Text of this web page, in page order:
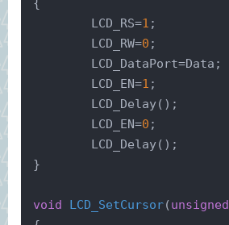
{
	LCD_RS=
1 ;
	LCD_RW=
0 ;
	LCD_DataPort=Data;
	LCD_EN=
1 ;
	LCD_Delay();
	LCD_EN=
0 ;
	LCD_Delay();
}
void LCD_SetCursor(unsigned